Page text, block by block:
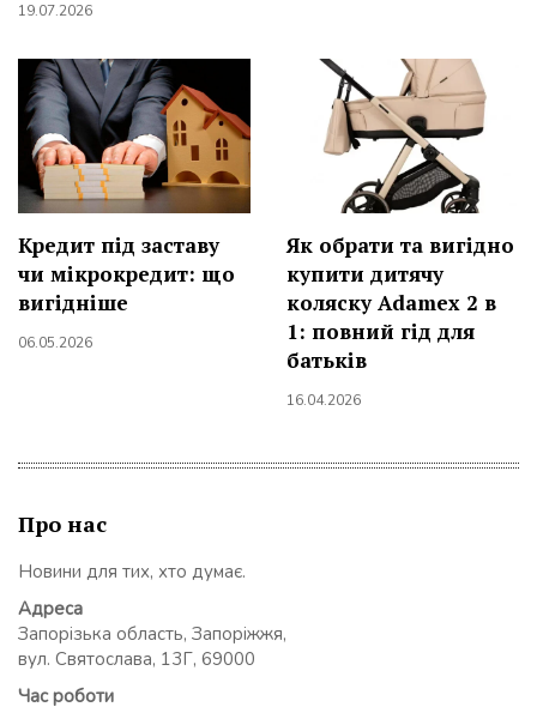
19.07.2026
Кредит під заставу
чи мікрокредит: що
вигідніше
06.05.2026
Як обрати та вигідно
купити дитячу
коляску Adamex 2 в
1: повний гід для
батьків
16.04.2026
Про нас
Новини для тих, хто думає.
Адреса
Запорізька область, Запоріжжя,
вул. Святослава, 13Г, 69000
Час роботи